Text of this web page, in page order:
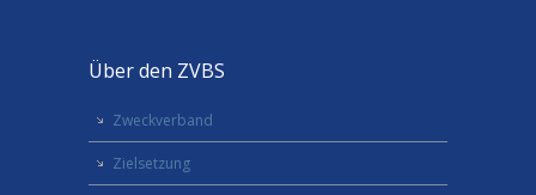
Über den ZVBS
Zweckverband
Zielsetzung